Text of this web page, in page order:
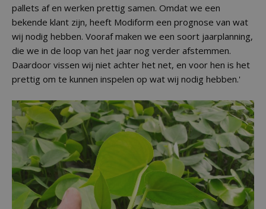
pallets af en werken prettig samen. Omdat we een
bekende klant zijn, heeft Modiform een prognose van wat
wij nodig hebben. Vooraf maken we een soort jaarplanning,
die we in de loop van het jaar nog verder afstemmen.
Daardoor vissen wij niet achter het net, en voor hen is het
prettig om te kunnen inspelen op wat wij nodig hebben.'